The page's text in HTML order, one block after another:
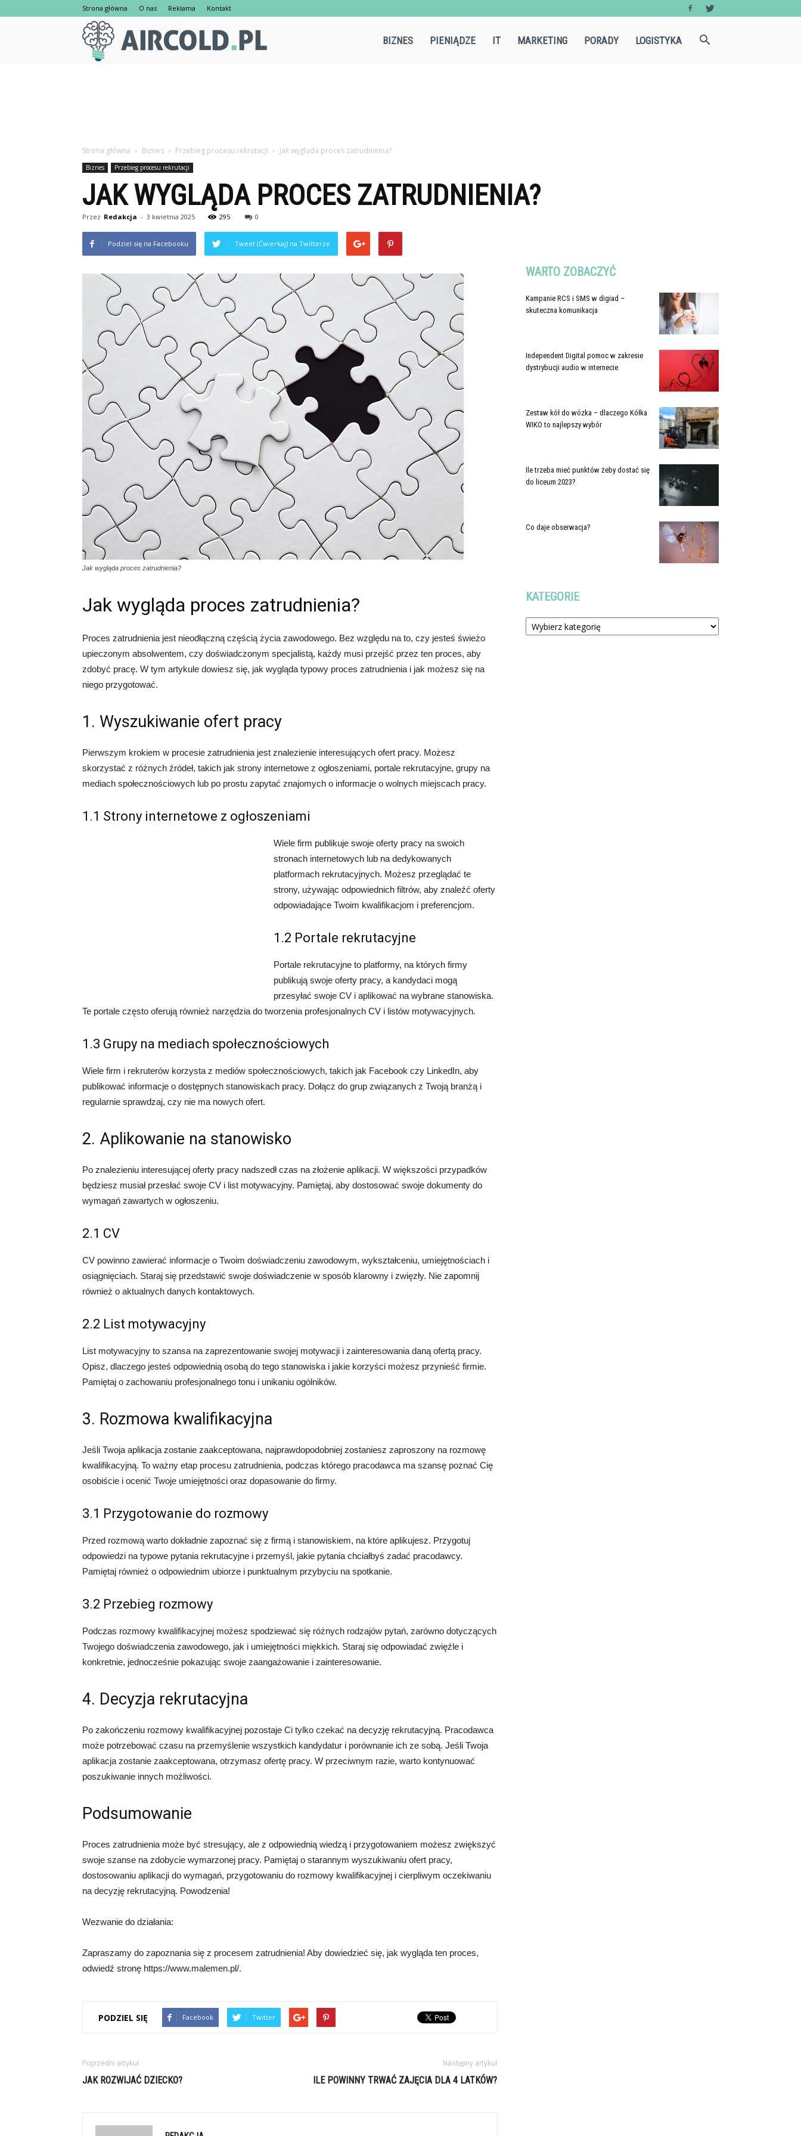
Strona główna O nas Reklama Kontakt
BIZNES PIENIĄDZE IT MARKETING PORADY LOGISTYKA
Strona główna Biznes Przebieg procesu rekrutacji Jak wygląda proces zatrudnienia?
Biznes Przebieg procesu rekrutacji
JAK WYGLĄDA PROCES ZATRUDNIENIA?
Przez Redakcja - 3 kwietnia 2025 295 0
Podziel się na Facebooku Tweet (Ćwierkaj) na Twitterze
Jak wygląda proces zatrudnienia?
Jak wygląda proces zatrudnienia?
Proces zatrudnienia jest nieodłączną częścią życia zawodowego. Bez względu na to, czy jesteś świeżo
upieczonym absolwentem, czy doświadczonym specjalistą, każdy musi przejść przez ten proces, aby
zdobyć pracę. W tym artykule dowiesz się, jak wygląda typowy proces zatrudnienia i jak możesz się na
niego przygotować.
1. Wyszukiwanie ofert pracy
Pierwszym krokiem w procesie zatrudnienia jest znalezienie interesujących ofert pracy. Możesz
skorzystać z różnych źródeł, takich jak strony internetowe z ogłoszeniami, portale rekrutacyjne, grupy na
mediach społecznościowych lub po prostu zapytać znajomych o informacje o wolnych miejscach pracy.
1.1 Strony internetowe z ogłoszeniami
Wiele firm publikuje swoje oferty pracy na swoich
stronach internetowych lub na dedykowanych
platformach rekrutacyjnych. Możesz przeglądać te
strony, używając odpowiednich filtrów, aby znaleźć oferty
odpowiadające Twoim kwalifikacjom i preferencjom.
1.2 Portale rekrutacyjne
Portale rekrutacyjne to platformy, na których firmy
publikują swoje oferty pracy, a kandydaci mogą
przesyłać swoje CV i aplikować na wybrane stanowiska.
Te portale często oferują również narzędzia do tworzenia profesjonalnych CV i listów motywacyjnych.
1.3 Grupy na mediach społecznościowych
Wiele firm i rekruterów korzysta z mediów społecznościowych, takich jak Facebook czy LinkedIn, aby
publikować informacje o dostępnych stanowiskach pracy. Dołącz do grup związanych z Twoją branżą i
regularnie sprawdzaj, czy nie ma nowych ofert.
2. Aplikowanie na stanowisko
Po znalezieniu interesującej oferty pracy nadszedł czas na złożenie aplikacji. W większości przypadków
będziesz musiał przesłać swoje CV i list motywacyjny. Pamiętaj, aby dostosować swoje dokumenty do
wymagań zawartych w ogłoszeniu.
2.1 CV
CV powinno zawierać informacje o Twoim doświadczeniu zawodowym, wykształceniu, umiejętnościach i
osiągnięciach. Staraj się przedstawić swoje doświadczenie w sposób klarowny i zwięzły. Nie zapomnij
również o aktualnych danych kontaktowych.
2.2 List motywacyjny
List motywacyjny to szansa na zaprezentowanie swojej motywacji i zainteresowania daną ofertą pracy.
Opisz, dlaczego jesteś odpowiednią osobą do tego stanowiska i jakie korzyści możesz przynieść firmie.
Pamiętaj o zachowaniu profesjonalnego tonu i unikaniu ogólników.
3. Rozmowa kwalifikacyjna
Jeśli Twoja aplikacja zostanie zaakceptowana, najprawdopodobniej zostaniesz zaproszony na rozmowę
kwalifikacyjną. To ważny etap procesu zatrudnienia, podczas którego pracodawca ma szansę poznać Cię
osobiście i ocenić Twoje umiejętności oraz dopasowanie do firmy.
3.1 Przygotowanie do rozmowy
Przed rozmową warto dokładnie zapoznać się z firmą i stanowiskiem, na które aplikujesz. Przygotuj
odpowiedzi na typowe pytania rekrutacyjne i przemyśl, jakie pytania chciałbyś zadać pracodawcy.
Pamiętaj również o odpowiednim ubiorze i punktualnym przybyciu na spotkanie.
3.2 Przebieg rozmowy
Podczas rozmowy kwalifikacyjnej możesz spodziewać się różnych rodzajów pytań, zarówno dotyczących
Twojego doświadczenia zawodowego, jak i umiejętności miękkich. Staraj się odpowiadać zwięźle i
konkretnie, jednocześnie pokazując swoje zaangażowanie i zainteresowanie.
4. Decyzja rekrutacyjna
Po zakończeniu rozmowy kwalifikacyjnej pozostaje Ci tylko czekać na decyzję rekrutacyjną. Pracodawca
może potrzebować czasu na przemyślenie wszystkich kandydatur i porównanie ich ze sobą. Jeśli Twoja
aplikacja zostanie zaakceptowana, otrzymasz ofertę pracy. W przeciwnym razie, warto kontynuować
poszukiwanie innych możliwości.
Podsumowanie
Proces zatrudnienia może być stresujący, ale z odpowiednią wiedzą i przygotowaniem możesz zwiększyć
swoje szanse na zdobycie wymarzonej pracy. Pamiętaj o starannym wyszukiwaniu ofert pracy,
dostosowaniu aplikacji do wymagań, przygotowaniu do rozmowy kwalifikacyjnej i cierpliwym oczekiwaniu
na decyzję rekrutacyjną. Powodzenia!
Wezwanie do działania:
Zapraszamy do zapoznania się z procesem zatrudnienia! Aby dowiedzieć się, jak wygląda ten proces,
odwiedź stronę https://www.malemen.pl/.
PODZIEL SIĘ Facebook Twitter
Poprzedni artykuł
JAK ROZWIJAĆ DZIECKO?
Następny artykuł
ILE POWINNY TRWAĆ ZAJĘCIA DLA 4 LATKÓW?
WARTO ZOBACZYĆ
Kampanie RCS i SMS w digiad –
skuteczna komunikacja
Independent Digital pomoc w zakresie
dystrybucji audio w internecie
Zestaw kół do wózka – dlaczego Kółka
WIKO to najlepszy wybór
Ile trzeba mieć punktów żeby dostać się
do liceum 2023?
Co daje obserwacja?
KATEGORIE
Kategorie